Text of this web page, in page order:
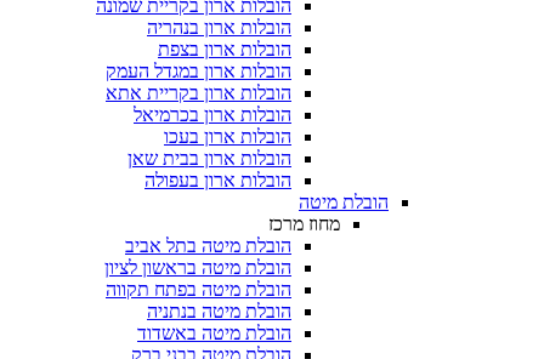
הובלות ארון בקריית שמונה
הובלות ארון בנהריה
הובלות ארון בצפת
הובלות ארון במגדל העמק
הובלות ארון בקריית אתא
הובלות ארון בכרמיאל
הובלות ארון בעכו
הובלות ארון בבית שאן
הובלות ארון בעפולה
הובלת מיטה
מחוז מרכז
הובלת מיטה בתל אביב
הובלת מיטה בראשון לציון
הובלת מיטה בפתח תקווה
הובלת מיטה בנתניה
הובלת מיטה באשדוד